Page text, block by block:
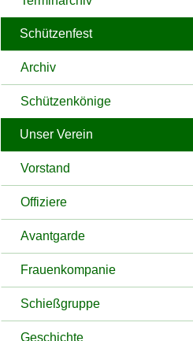
Schützenfest
Archiv
Schützenkönige
Unser Verein
Vorstand
Offiziere
Avantgarde
Frauenkompanie
Schießgruppe
Geschichte